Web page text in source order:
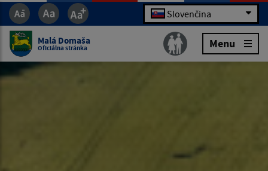
Slovenčina
Malá Domaša
Oficiálna stránka Menu